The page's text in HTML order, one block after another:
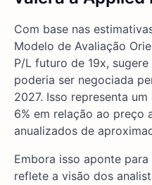
Com base nas
Modelo de Avaliação
P/L futuro de 19x,
poderia ser negociada
2027. Isso representa
6% em relação ao preço
anualizados de
Embora isso aponte
reflete a visão dos